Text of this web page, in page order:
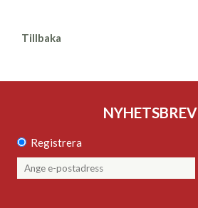
Tillbaka
NYHETSBREV
Registrera